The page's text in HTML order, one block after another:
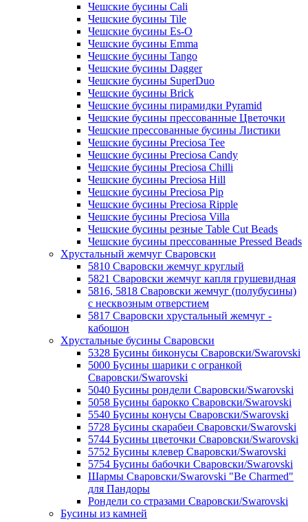
Чешские бусины Cali
Чешские бусины Tile
Чешские бусины Es-O
Чешские бусины Emma
Чешские бусины Tango
Чешские бусины Dagger
Чешские бусины SuperDuo
Чешские бусины Brick
Чешские бусины пирамидки Pyramid
Чешские бусины прессованные Цветочки
Чешские прессованные бусины Листики
Чешские бусины Preciosa Tee
Чешские бусины Preciosa Candy
Чешские бусины Preciosa Chilli
Чешские бусины Preciosa Hill
Чешские бусины Preciosa Pip
Чешские бусины Preciosa Ripple
Чешские бусины Preciosa Villa
Чешские бусины резные Table Cut Beads
Чешские бусины прессованные Pressed Beads
Хрустальный жемчуг Сваровски
5810 Сваровски жемчуг круглый
5821 Сваровски жемчуг капля грушевидная
5816, 5818 Сваровски жемчуг (полубусины)
с несквозным отверстием
5817 Сваровски хрустальный жемчуг -
кабошон
Хрустальные бусины Сваровски
5328 Бусины биконусы Сваровски/Swarovski
5000 Бусины шарики с огранкой
Сваровски/Swarovski
5040 Бусины рондели Сваровски/Swarovski
5058 Бусины барокко Сваровски/Swarovski
5540 Бусины конусы Сваровски/Swarovski
5728 Бусины скарабеи Сваровски/Swarovski
5744 Бусины цветочки Сваровски/Swarovski
5752 Бусины клевер Сваровски/Swarovski
5754 Бусины бабочки Сваровски/Swarovski
Шармы Сваровски/Swarovski "Be Charmed"
для Пандоры
Рондели со стразами Сваровски/Swarovski
Бусины из камней